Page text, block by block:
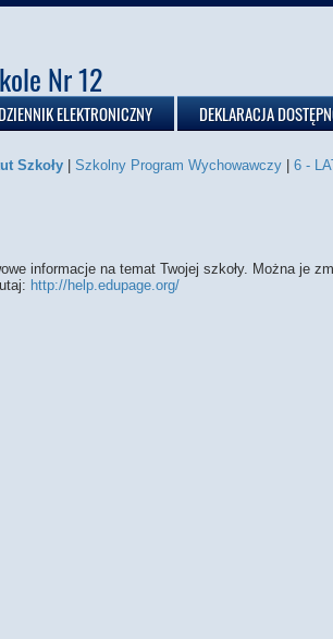
Nr 12
DZIENNIK ELEKTRONICZNY DEKLARACJA
Szkoły| Szkolny Program Wychowawczy| 6 -
informacje na temat Twojej szkoły. Można je
http://help.edupage.org/